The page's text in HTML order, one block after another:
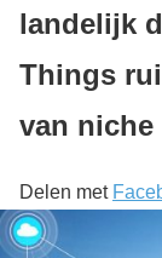
landelijk
Things
van niche
Delen met